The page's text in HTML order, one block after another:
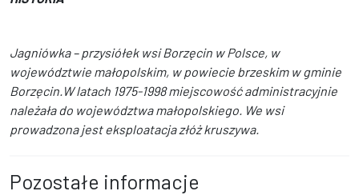
Jagniówka – przysiółek wsi Borzęcin w Polsce, w
województwie małopolskim, w powiecie brzeskim w gminie
Borzęcin.W latach 1975-1998 miejscowość administracyjnie
należała do województwa małopolskiego. We wsi
prowadzona jest eksploatacja złóż kruszywa.
Pozostałe informacje